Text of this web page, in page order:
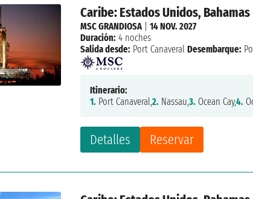
Caribe: Estados Unidos, Bahamas
Detalles Reservar
MSC GRANDIOSA|14 NOV. 2027
Duración: 4 noches
Salida desde: Port Canaveral Desembarque:
Itinerario:
1. Port Canaveral,2. Nassau,3. Ocean Cay,4.